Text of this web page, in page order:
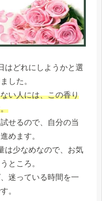
はどれにしようかと選
した。
い人には、この香り
せるので、自分の当
めます。
は少なめなので、お気
ところ。
迷っている時間を一
。